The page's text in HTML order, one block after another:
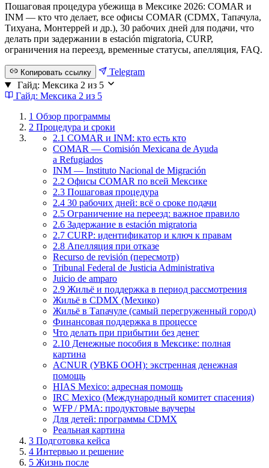
Пошаговая процедура убежища в Мексике 2026: COMAR и
INM — кто что делает, все офисы COMAR (CDMX, Тапачула,
Тихуана, Монтеррей и др.), 30 рабочих дней для подачи, что
делать при задержании в estación migratoria, CURP,
ограничения на переезд, временные статусы, апелляция, FAQ.
Копировать ссылку
Telegram
Гайд: Мексика 2 из 5
Гайд: Мексика 2 из 5
1 Обзор программы
2 Процедура и сроки
2.1 COMAR и INM: кто есть кто
COMAR — Comisión Mexicana de Ayuda
a Refugiados
INM — Instituto Nacional de Migración
2.2 Офисы COMAR по всей Мексике
2.3 Пошаговая процедура
2.4 30 рабочих дней: всё о сроке подачи
2.5 Ограничение на переезд: важное правило
2.6 Задержание в estación migratoria
2.7 CURP: идентификатор и ключ к правам
2.8 Апелляция при отказе
Recurso de revisión (пересмотр)
Tribunal Federal de Justicia Administrativa
Juicio de amparo
2.9 Жильё и поддержка в период рассмотрения
Жильё в CDMX (Мехико)
Жильё в Тапачуле (самый перегруженный город)
Финансовая поддержка в процессе
Что делать при прибытии без денег
2.10 Денежные пособия в Мексике: полная
картина
ACNUR (УВКБ ООН): экстренная денежная
помощь
HIAS Mexico: адресная помощь
IRC Mexico (Международный комитет спасения)
WFP / PMA: продуктовые ваучеры
Для детей: программы CDMX
Реальная картина
3 Подготовка кейса
4 Интервью и решение
5 Жизнь после